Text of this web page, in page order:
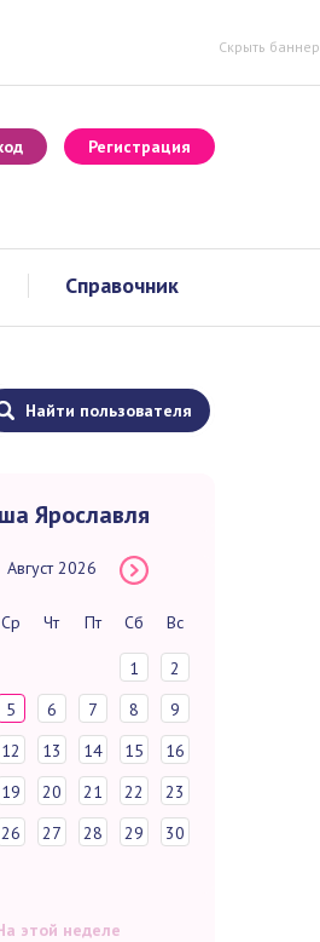
Скрыть баннер
Регистрация
Справочник
Ярославля
Август 2026
Ср Чт Пт Сб Вс
1
2
5 6 7 8
9
12 13 14 15
16
19 20 21 22
23
26 27 28 29
30
этой неделе